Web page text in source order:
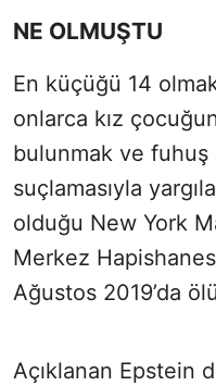
NE OLMUŞTU
En küçüğü 14
onlarca kız
bulunmak ve fuhuş
suçlamasıyla
olduğu New York
Merkez
Ağustos 2019’da
Açıklanan Epstein